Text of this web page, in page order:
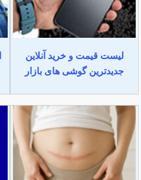
لیست قیمت و خرید آنلاین
جدیدترین گوشی های بازار